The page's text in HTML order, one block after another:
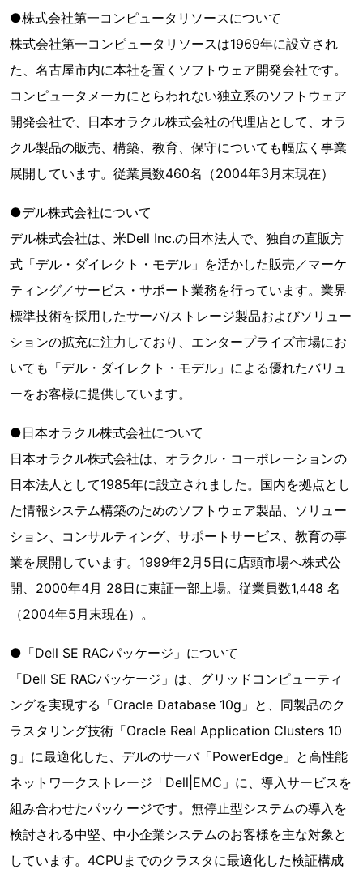
●株式会社第一コンピュータリソースについて
株式会社第一コンピュータリソースは1969年に設立され
た、名古屋市内に本社を置くソフトウェア開発会社です。
コンピュータメーカにとらわれない独立系のソフトウェア
開発会社で、日本オラクル株式会社の代理店として、オラ
クル製品の販売、構築、教育、保守についても幅広く事業
展開しています。従業員数460名（2004年3月末現在）
●デル株式会社について
デル株式会社は、米Dell Inc.の日本法人で、独自の直販方
式「デル・ダイレクト・モデル」を活かした販売／マーケ
ティング／サービス・サポート業務を行っています。業界
標準技術を採用したサーバ/ストレージ製品およびソリュー
ションの拡充に注力しており、エンタープライズ市場にお
いても「デル・ダイレクト・モデル」による優れたバリュ
ーをお客様に提供しています。
●日本オラクル株式会社について
日本オラクル株式会社は、オラクル・コーポレーションの
日本法人として1985年に設立されました。国内を拠点とし
た情報システム構築のためのソフトウェア製品、ソリュー
ション、コンサルティング、サポートサービス、教育の事
業を展開しています。1999年2月5日に店頭市場へ株式公
開、2000年4月 28日に東証一部上場。従業員数1,448 名
（2004年5月末現在）。
●「Dell SE RACパッケージ」について
「Dell SE RACパッケージ」は、グリッドコンピューティ
ングを実現する「Oracle Database 10g」と、同製品のク
ラスタリング技術「Oracle Real Application Clusters 10
g」に最適化した、デルのサーバ「PowerEdge」と高性能
ネットワークストレージ「Dell|EMC」に、導入サービスを
組み合わせたパッケージです。無停止型システムの導入を
検討される中堅、中小企業システムのお客様を主な対象と
しています。4CPUまでのクラスタに最適化した検証構成